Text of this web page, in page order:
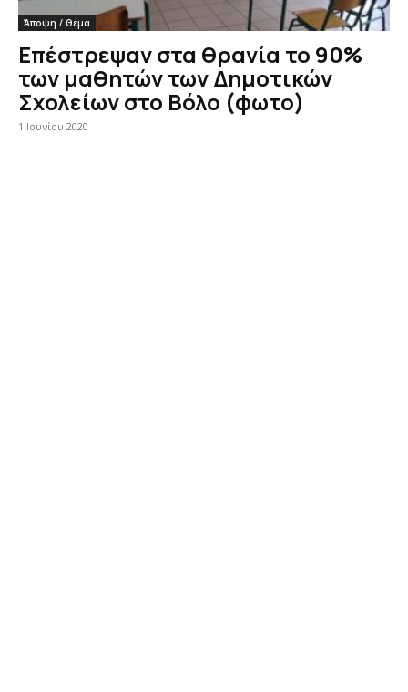
Άποψη / Θέμα
Επέστρεψαν στα θρανία το 90%
των μαθητών των Δημοτικών
Σχολείων στο Βόλο (φωτο)
1 Ιουνίου 2020